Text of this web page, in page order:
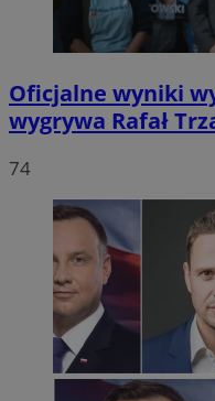
Oficjalne wyniki
wygrywa Rafał
74